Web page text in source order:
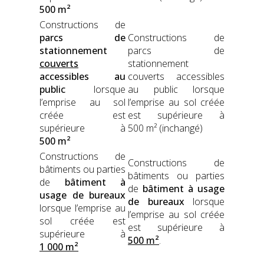
500 m²
Con­struc­tions de
parcs de
sta­tion­nement
cou­verts
acces­si­bles au
pub­lic lorsque
l’emprise au sol
créée est
supérieure à
500 m²
Con­struc­tions de
parcs de
sta­tion­nement
cou­verts acces­si­bles
au pub­lic lorsque
l’emprise au sol créée
est supérieure à
500 m² (inchangé)
Con­struc­tions de
bâti­ments ou par­ties
de bâti­ment à
usage de bureaux
lorsque l’emprise au
sol créée est
supérieure à
1 000 m²
Con­struc­tions de
bâti­ments ou par­ties
de bâti­ment à usage
de bureaux lorsque
l’emprise au sol créée
est supérieure à
500 m².